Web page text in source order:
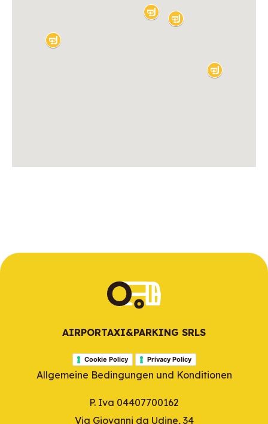
AIRPORTAXI&PARKING SRLS
Cookie Policy Privacy Policy
Allgemeine Bedingungen und Konditionen
P. Iva 04407700162
Via Giovanni da Udine, 34